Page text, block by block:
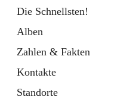
Die Schnellsten!
Alben
Zahlen & Fakten
Kontakte
Standorte
Mitgliederinfo 2026
Lauftreff